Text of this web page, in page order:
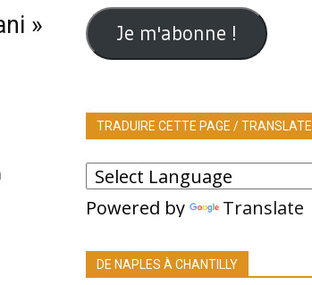
»
Je m'abonne !
TRADUIRE CETTE PAGE / TRANSLATE
Powered by Translate
DE NAPLES À CHANTILLY